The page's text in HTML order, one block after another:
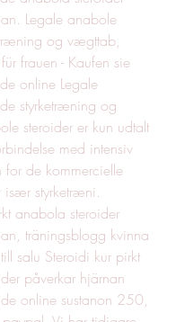
Legale anabole
og vægttab,
frauen - Kaufen sie
online Legale
styrketræning og
steroider er kun udtalt
med intensiv
de kommercielle
især styrketræni.
anabola steroider
träningsblogg kvinna
salu Steroidi kur pirkt
påverkar hjärnan
online sustanon 250,